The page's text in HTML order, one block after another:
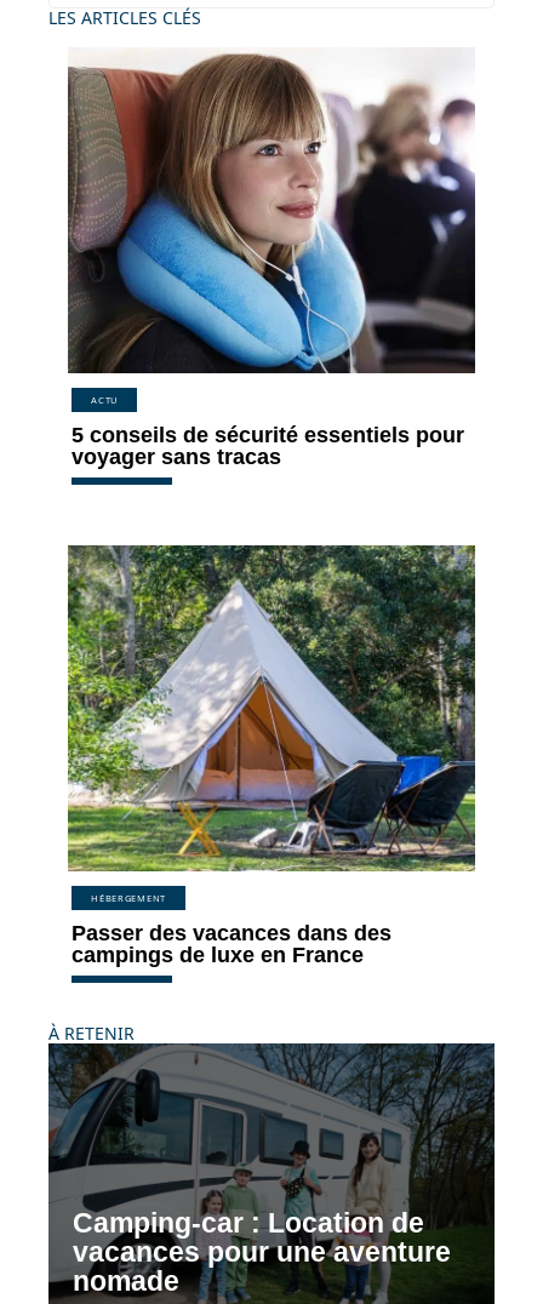
LES ARTICLES CLÉS
ACTU
5 conseils de sécurité essentiels pour
voyager sans tracas
HÉBERGEMENT
Passer des vacances dans des
campings de luxe en France
À RETENIR
Camping-car : Location de
vacances pour une aventure
nomade